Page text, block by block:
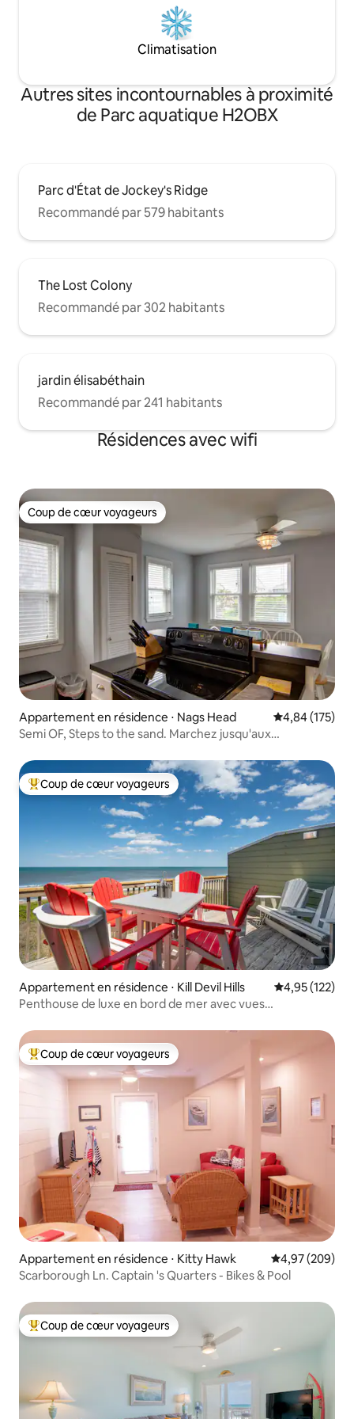
Climatisation
Autres sites incontournables à proximité
de Parc aquatique H2OBX
Parc d'État de Jockey's Ridge
Recommandé par 579 habitants
The Lost Colony
Recommandé par 302 habitants
jardin élisabéthain
Recommandé par 241 habitants
Résidences avec wifi
Coup de cœur voyageurs
Coup de cœur voyageurs
Appartement en résidence ⋅ Nags Head Évaluation
4,84 (175)
Semi OF, Steps to the sand. Marchez jusqu'aux
Coups de cœur voyageurs les plus appréciés
Coup de cœur voyageurs
Appartement en résidence ⋅ Kill Devil Hills Évaluation
4,95 (122)
Penthouse de luxe en bord de mer avec vues
Coups de cœur voyageurs les plus appréciés
Coup de cœur voyageurs
Appartement en résidence ⋅ Kitty Hawk Évaluation
4,97 (209)
Scarborough Ln. Captain 's Quarters - Bikes & Pool
Coups de cœur voyageurs les plus appréciés
Coup de cœur voyageurs